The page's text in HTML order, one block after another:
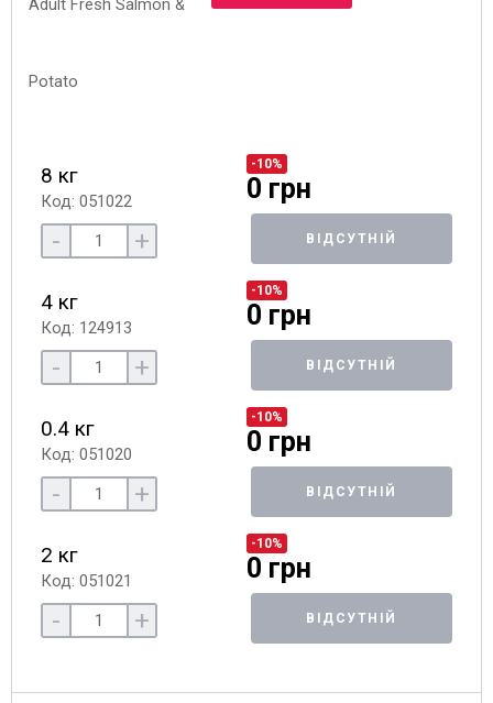
8 кг
Код: 051022
-10%
0 грн
- + ВІДСУТНІЙ
4 кг
Код: 124913
-10%
0 грн
- + ВІДСУТНІЙ
0.4 кг
Код: 051020
-10%
0 грн
- + ВІДСУТНІЙ
2 кг
Код: 051021
-10%
0 грн
- + ВІДСУТНІЙ